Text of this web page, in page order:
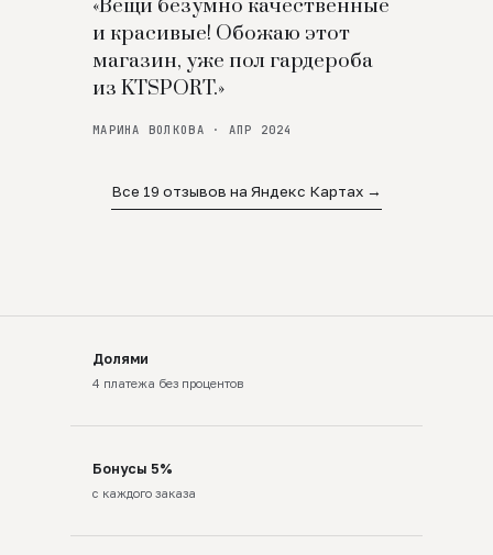
«Вещи безумно качественные
и красивые! Обожаю этот
магазин, уже пол гардероба
из KTSPORT.»
МАРИНА ВОЛКОВА · АПР 2024
Все 19 отзывов на Яндекс Картах →
Долями
4 платежа без процентов
Бонусы 5%
с каждого заказа